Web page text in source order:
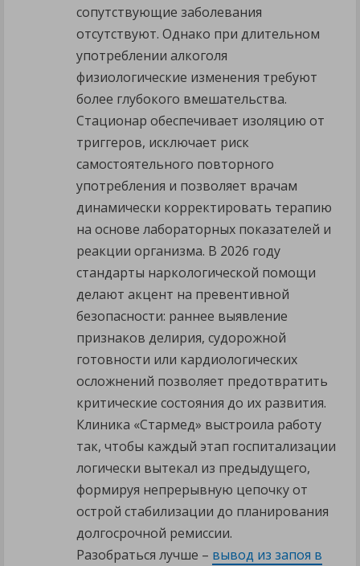
сопутствующие заболевания
отсутствуют. Однако при длительном
употреблении алкоголя
физиологические изменения требуют
более глубокого вмешательства.
Стационар обеспечивает изоляцию от
триггеров, исключает риск
самостоятельного повторного
употребления и позволяет врачам
динамически корректировать терапию
на основе лабораторных показателей и
реакции организма. В 2026 году
стандарты наркологической помощи
делают акцент на превентивной
безопасности: раннее выявление
признаков делирия, судорожной
готовности или кардиологических
осложнений позволяет предотвратить
критические состояния до их развития.
Клиника «Стармед» выстроила работу
так, чтобы каждый этап госпитализации
логически вытекал из предыдущего,
формируя непрерывную цепочку от
острой стабилизации до планирования
долгосрочной ремиссии.
Разобраться лучше – вывод из запоя в